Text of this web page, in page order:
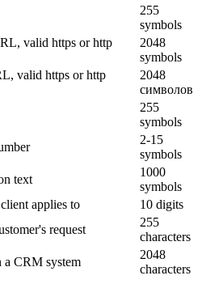
255
symbols
valid https or http
2048
symbols
valid https or http
2048
символов
255
symbols
2-15
symbols
text
1000
symbols
applies to
10 digits
request
255
characters
CRM system
2048
characters